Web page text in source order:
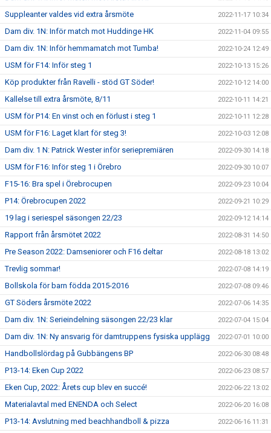
Suppleanter valdes vid extra årsmöte 2022-11-17 10:34
Dam div. 1N: Inför match mot Huddinge HK 2022-11-04 09:55
Dam div. 1N: Inför hemmamatch mot Tumba! 2022-10-24 12:49
USM för F14: Inför steg 1 2022-10-13 15:26
Köp produkter från Ravelli - stöd GT Söder! 2022-10-12 14:00
Kallelse till extra årsmöte, 8/11 2022-10-11 14:21
USM för P14: En vinst och en förlust i steg 1 2022-10-11 12:28
USM för F16: Laget klart för steg 3! 2022-10-03 12:08
Dam div. 1 N: Patrick Wester inför seriepremiären 2022-09-30 14:18
USM för F16: Inför steg 1 i Örebro 2022-09-30 10:07
F15-16: Bra spel i Örebrocupen 2022-09-23 10:04
P14: Örebrocupen 2022 2022-09-21 10:29
19 lag i seriespel säsongen 22/23 2022-09-12 14:14
Rapport från årsmötet 2022 2022-08-31 14:50
Pre Season 2022: Damseniorer och F16 deltar 2022-08-18 13:02
Trevlig sommar! 2022-07-08 14:19
Bollskola för barn födda 2015-2016 2022-07-08 09:46
GT Söders årsmöte 2022 2022-07-06 14:35
Dam div. 1N: Serieindelning säsongen 22/23 klar 2022-07-04 15:04
Dam div. 1N: Ny ansvarig för damtruppens fysiska upplägg 2022-07-01 10:00
Handbollslördag på Gubbängens BP 2022-06-30 08:48
P13-14: Eken Cup 2022 2022-06-23 08:57
Eken Cup, 2022: Årets cup blev en succé! 2022-06-22 13:02
Materialavtal med ENENDA och Select 2022-06-20 16:08
P13-14: Avslutning med beachhandboll & pizza 2022-06-16 11:31